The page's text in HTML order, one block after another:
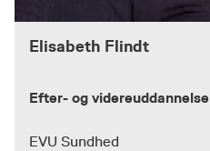
Elisabeth Flindt
Efter- og videreuddannelse
EVU Sundhed